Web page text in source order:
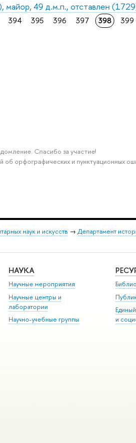
майор, 49 д.м.п., отставлен
394 395 396 397 398 399
Спасибо за участие!
орфографических и пунктуационных
наук и искусств → Департамент
НАУКА
Научные мероприятия
Научные центры и
лаборатории
Научно-учебные группы
и